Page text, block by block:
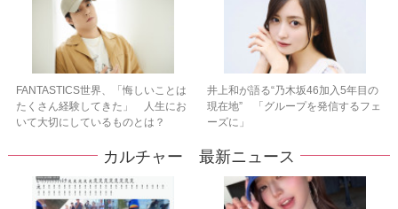
FANTASTICS世界、「悔しいことは
たくさん経験してきた」 人生にお
いて大切にしているものとは？
井上和が語る“乃木坂46加入5年目の
現在地” 「グループを発信するフェ
ーズに」
カルチャー 最新ニュース